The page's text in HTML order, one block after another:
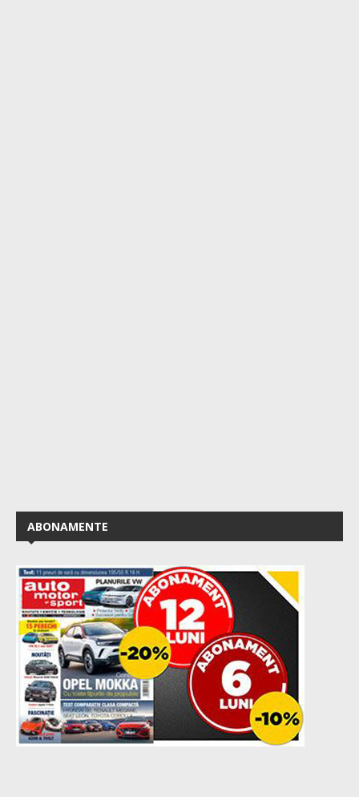
ABONAMENTE